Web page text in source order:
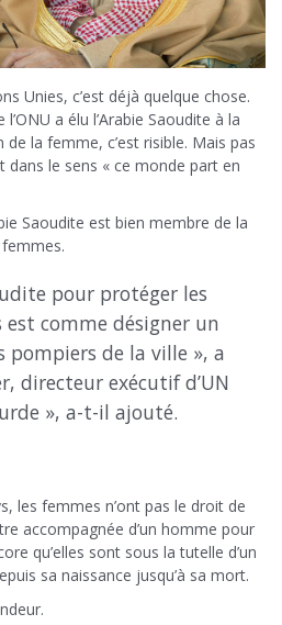
Unies, c’est déjà quelque chose.
a élu l’Arabie Saoudite à la
la femme, c’est risible. Mais pas
dans le sens « ce monde part en
Saoudite est bien membre de la
pour protéger les
comme désigner un
pompiers de la ville », a
directeur exécutif d’UN
», a-t-il ajouté.
les femmes n’ont pas le droit de
accompagnée d’un homme pour
qu’elles sont sous la tutelle d’un
sa naissance jusqu’à sa mort.